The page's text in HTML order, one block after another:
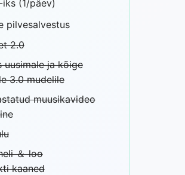
(1/päev)
pilvesalvestus
2.0
uusimale ja kõige
3.0 mudelile
muusikavideo
＆ loo
kaaned